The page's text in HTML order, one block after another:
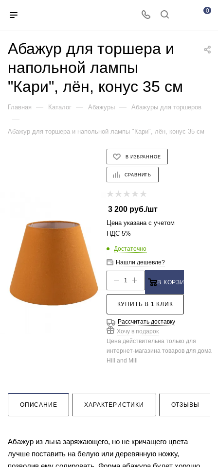
0
Абажур для торшера и
напольной лампы
"Кари", лён, конус 35 см
Главная — Каталог — Абажуры — Абажуры для торшеров
—
Абажур для торшера и напольной лампы "Кари", лён, конус 35 см
В ИЗБРАННОЕ
СРАВНИТЬ
3 200руб./шт
Цена указана с учетом
НДС 5%
Достаточно
Нашли дешевле?
В КОРЗИНУ
КУПИТЬ В 1 КЛИК
Рассчитать доставку
Хочу в подарок
Цена действительна только для
интернет-магазина товаров для дома
Hill and Mill
ОПИСАНИЕ ХАРАКТЕРИСТИКИ ОТЗЫВЫ
Абажур из льна заряжающего, но не кричащего цвета
лучше поставить на белую или деревянную ножку,